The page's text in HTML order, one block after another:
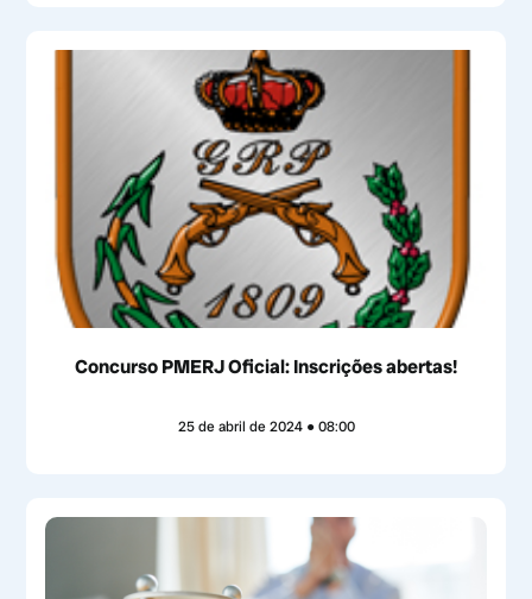
Concurso PMERJ Oficial: Inscrições abertas!
25 de abril de 2024 08:00